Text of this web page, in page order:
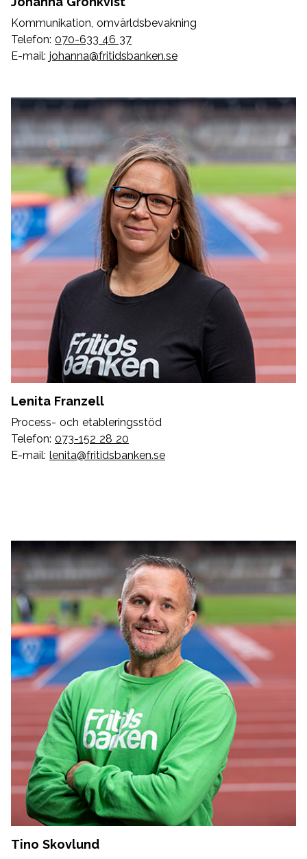
Kommunikation, omvärldsbevakning
Telefon: 070-633 46 37
E-mail: johanna@fritidsbanken.se
Lenita Franzell
Process- och etableringsstöd
Telefon: 073-152 28 20
E-mail: lenita@fritidsbanken.se
Tino Skovlund